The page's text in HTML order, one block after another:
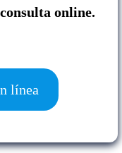
online.
línea